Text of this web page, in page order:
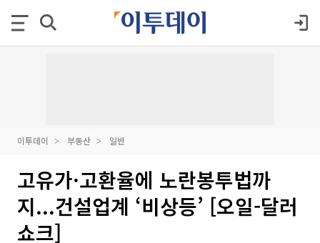
이투데이 부동산 일반
고유가·고환율에 노란봉투법까
지...건설업계 ‘비상등’ [오일-달러
쇼크]